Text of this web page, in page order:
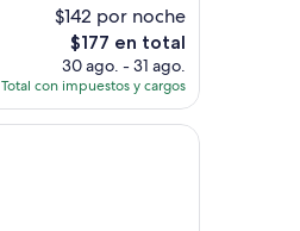
$142 por noche
El
precio
actual
es
de
$177 en total
30 ago. - 31 ago.
Total con impuestos y cargos